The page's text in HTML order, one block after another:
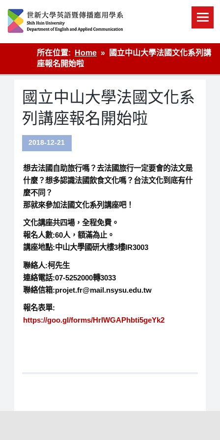
content
英語傳播
所在位置:
Home
國立中山大學法國文化系列講
座報名開始啦
國立中山大學法國文化系
列講座報名開始啦
2018-12-21
想去法國自助旅行嗎？去法國旅行一定要會的法文是
什麼？想多認識法國飲食文化嗎？台法文化到底有什
麼不同？
那就來參加法國文化系列講座吧！
文化講座共四場，全程免費。
報名人數:60人，額滿為止。
講座地點:中山大學國研大樓3樓IR3003
聯絡人:柯先生
連絡電話:07-5252000轉3033
聯絡信箱:projet.fr@mail.nsysu.edu.tw
報名表單:
https://goo.gl/forms/HrlWGAPhbti5geYk2